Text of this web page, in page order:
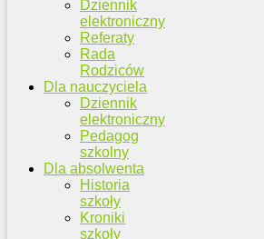
Dziennik
elektroniczny
Referaty
Rada
Rodziców
Dla nauczyciela
Dziennik
elektroniczny
Pedagog
szkolny
Dla absolwenta
Historia
szkoły
Kroniki
szkoły